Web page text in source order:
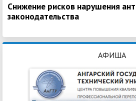
Снижение рисков нарушения
законодательства
АФИША